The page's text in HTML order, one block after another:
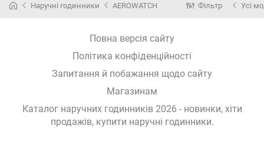
Наручні годинники AEROWATCH Фільтр Усі
Повна версія сайту
Політика конфіденційності
Запитання й побажання щодо сайту
Магазинам
Каталог наручних годинників 2026 - новинки, хіти
продажів, купити наручні годинники.